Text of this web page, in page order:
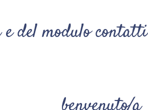
e del modulo contatti